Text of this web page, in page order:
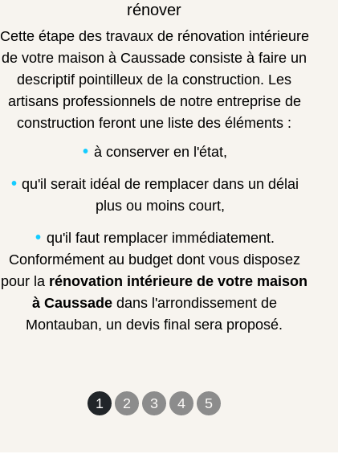
1 2 3 4 5
rénover
Cette étape des travaux de rénovation intérieure
de votre maison à Caussade consiste à faire un
descriptif pointilleux de la construction. Les
artisans professionnels de notre entreprise de
construction feront une liste des éléments :
à conserver en l'état,
qu'il serait idéal de remplacer dans un délai
plus ou moins court,
qu'il faut remplacer immédiatement.
Conformément au budget dont vous disposez
pour la rénovation intérieure de votre maison
à Caussadedans l'arrondissement de
Montauban, un devis final sera proposé.